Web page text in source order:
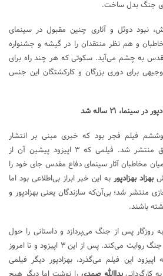
جنگ بدل ساخت.
نبوددوئل و آثاری چنین مقبول در سینمای
و هم نظر منتقدان را در گیشه و جشنواره
به چشم می‌آید. سکوتی که هر چند راه برای
برای دوری بزرگان و کارکشتگان این جنس
۲۱ ساله شد
فیلم فجر بود که خبری مبنی بر انتشار
منتشر شد. فیلمی که ۳ اپیزود پیشین آن از
مخاطبان آثار سینمای دفاع مقدس جای خود را
بهزاد بهزادپور به این خبر ابراز بی‌اطلاعی بود اما
منتشر شد؛ بی‌آن‌که سازندگان یعنی بهزادپور و
باشند.
روزگار پس از جنگ می‌پردازد و داستانی را حول
محور زندگی جانبازان شیمیایی جنگ روایت می‌کند. پس از این ۳ اپیزود و تا امروز
اپیزود این فیلم می‌گذرد، بهزادپور دیگر فیلمی